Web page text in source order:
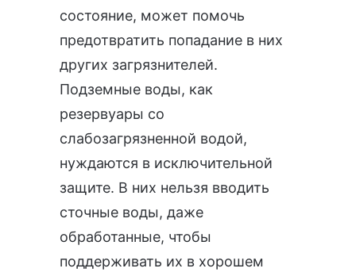
состояние, может помочь
предотвратить попадание в них
других загрязнителей.
Подземные воды, как
резервуары со
слабозагрязненной водой,
нуждаются в исключительной
защите. В них нельзя вводить
сточные воды, даже
обработанные, чтобы
поддерживать их в хорошем